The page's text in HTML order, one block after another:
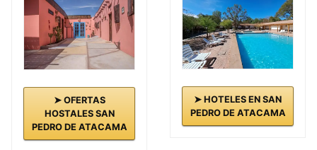
➤ OFERTAS
HOSTALES SAN
PEDRO DE ATACAMA
➤ HOTELES EN SAN
PEDRO DE ATACAMA